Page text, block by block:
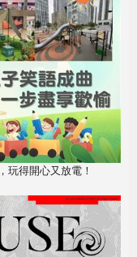
玩得開心又放電！